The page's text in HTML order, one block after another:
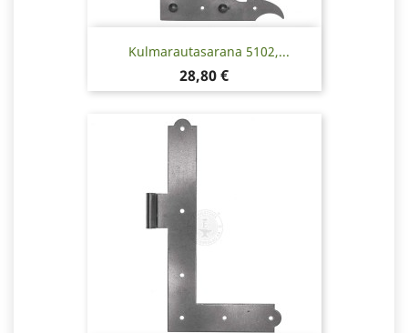
Kulmarautasarana 5102,...
Hinta
28,80 €